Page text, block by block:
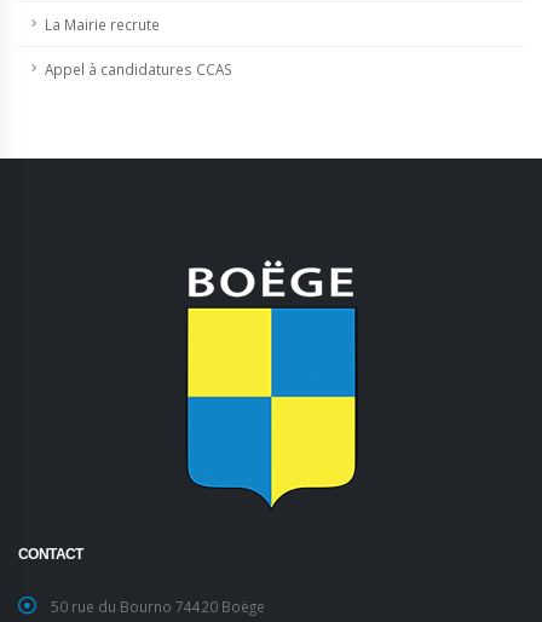
La Mairie recrute
Appel à candidatures CCAS
CONTACT
50 rue du Bourno 74420 Boëge